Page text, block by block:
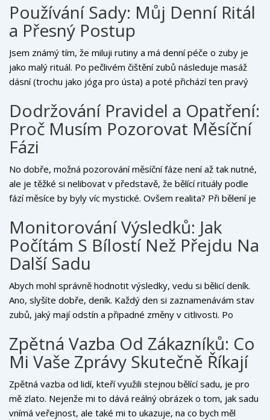
počítačovou analýzu kombinovanou s dotazníky od reálných
uživatelů a hledám široký spektrum zkušeností. Zvažuji
účinnost, citlivost zubů po použití, příchuť, cenu a způsob
aplikace. Detailně si studuji složení a výsledky klinických
testů. Pro mě je důležitá snadnost použití – chci, aby péče o
zuby byla radost, ne rutina.
Používání Sady: Můj Denní Ritál
a Přesný Postup
Jsem známý tím, že miluji rutiny a má denní péče o zuby je
jako malý rituál. Po pečlivém čištění zubů následuje masáž
dásní (trochu jako jóga pro ústa) a poté přichází ten pravý
lištu, kterou pečlivě umístím na zuby – tak, aby gel pokryl
všechny céčka, ale neútočil na mé dásně. Timer na telefonu
mi pak připomene, ať nechám účinkovat doporučené
množství času. Samozřejmě, nedělám to, když jdu na večeři,
protože jezevčí kamarádi by se se mnou jistě nesdíleli o
nějaký ten hamburger.
Dodržování Pravidel a Opatření:
Proč Musím Pozorovat Měsíční
Fázi
No dobře, možná pozorování měsíční fáze není až tak nutné,
ale je těžké si nelibovat v představě, že bělící rituály podle
fází měsíce by byly víc mystické. Ovšem realita? Při bělení je
například rovnou po bělení sáhnout po červeném víně nebo
borůvkách – tyto potraviny mohou zubům vrátit původní
barvu rychleji, než bych řekl 'úsměv'. Je také důležité mít na
paměti, že bělení není jednorázová akce, ale proces. Zubům
je třeba dopřát oddech a pravidelně hodnotit výsledky.
Monitorování Výsledků: Jak
Počítám S Bílostí Než Přejdu Na
Další Sadu
Abych mohl správně hodnotit výsledky, vedu si bělicí deník.
Ano, slyšíte dobře, deník. Každý den si zaznamenávám stav
zubů, jaký mají odstín a připadné změny v citlivosti. Po
další sadu, nebo si dopřát pauzu. Neměřím to přesně, ale
světlometerem v mobilní aplikaci, takže je to více o odhadu a
pocitu než o exaktních číslech. Ale za tu dobu, co sadami na
bělení experimentuji, už mám celkem dobrou představu, co
lze považovat za úspěch a co už je z přehnaných očekávání.
Zpětná Vazba Od Zákazníků: Co
Mi Vaše Zprávy Skutečně Říkají
Zpětná vazba od lidí, kteří využili stejnou bělící sadu, je pro
mě zlato. Nejenže mi to dává reálný obrázek o tom, jak sadu
vnímá veřejnost, ale také mi to ukazuje, na co bych měl